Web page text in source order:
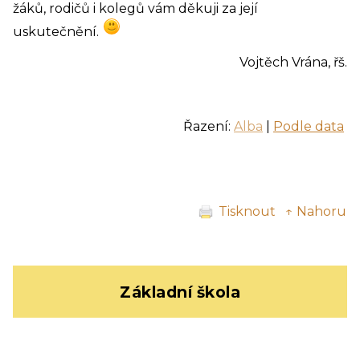
žáků, rodičů i kolegů vám děkuji za její
uskutečnění.
Vojtěch Vrána, řš.
Řazení: Alba Podle data
Tisknout ↑ Nahoru
Základní škola